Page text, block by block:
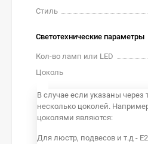
Стиль
Светотехнические параметры
Кол-во ламп или LED
Цоколь
В случае если указаны через
несколько цоколей.
цоколями являются:
Для люстр, подвесов и т.д -